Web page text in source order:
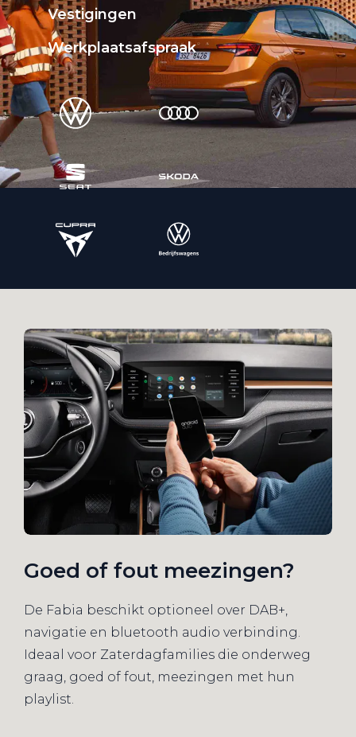
Vestigingen
Werkplaatsafspraak
Goed of fout meezingen?
De Fabia beschikt optioneel over DAB+,
navigatie en bluetooth audio verbinding.
Ideaal voor Zaterdagfamilies die onderweg
graag, goed of fout, meezingen met hun
playlist.